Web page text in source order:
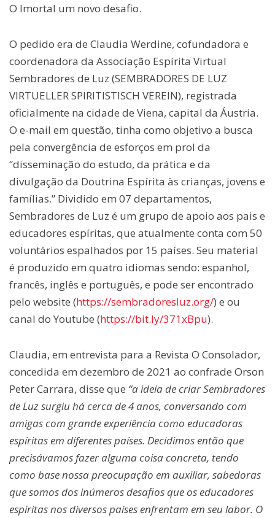
O Imortal um novo desafio.
O pedido era de Claudia Werdine, cofundadora e
coordenadora da Associação Espírita Virtual
Sembradores de Luz (SEMBRADORES DE LUZ
VIRTUELLER SPIRITISTISCH VEREIN), registrada
oficialmente na cidade de Viena, capital da Áustria.
O e-mail em questão, tinha como objetivo a busca
pela convergência de esforços em prol da
“disseminação do estudo, da prática e da
divulgação da Doutrina Espírita às crianças, jovens e
famílias.” Dividido em 07 departamentos,
Sembradores de Luz é um grupo de apoio aos pais e
educadores espíritas, que atualmente conta com 50
voluntários espalhados por 15 países. Seu material
é produzido em quatro idiomas sendo: espanhol,
francês, inglês e português, e pode ser encontrado
pelo website (https://sembradoresluz.org/) e ou
canal do Youtube (https://bit.ly/371xBpu).
Claudia, em entrevista para a Revista O Consolador,
concedida em dezembro de 2021 ao confrade Orson
Peter Carrara, disse que “aideia de criar Sembradores
de Luz surgiu há cerca de 4 anos, conversando com
amigas com grande experiência como educadoras
espíritas em diferentes países. Decidimos então que
precisávamos fazer alguma coisa concreta, tendo
como base nossa preocupação em auxiliar, sabedoras
que somos dos inúmeros desafios que os educadores
espíritas nos diversos países enfrentam em seu labor. O